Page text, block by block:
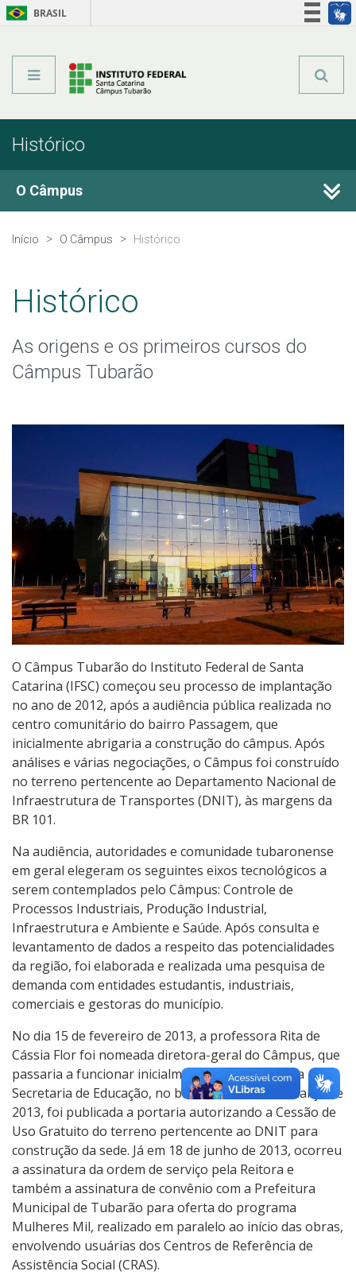
BRASIL
Histórico
O Câmpus
Histórico
Estrutura Organizacional
Colegiados
Trabalhe no IFSC
Licitações
Acesso à Informação
Ouvidoria
Início O Câmpus Histórico
Histórico
As origens e os primeiros cursos do
Câmpus Tubarão
O Câmpus Tubarão do Instituto Federal de Santa
Catarina (IFSC) começou seu processo de implantação
no ano de 2012, após a audiência pública realizada no
centro comunitário do bairro Passagem, que
inicialmente abrigaria a construção do câmpus. Após
análises e várias negociações, o Câmpus foi construído
no terreno pertencente ao Departamento Nacional de
Infraestrutura de Transportes (DNIT), às margens da
BR 101.
Na audiência, autoridades e comunidade tubaronense
em geral elegeram os seguintes eixos tecnológicos a
serem contemplados pelo Câmpus: Controle de
Processos Industriais, Produção Industrial,
Infraestrutura e Ambiente e Saúde. Após consulta e
levantamento de dados a respeito das potencialidades
da região, foi elaborada e realizada uma pesquisa de
demanda com entidades estudantis, industriais,
comerciais e gestoras do município.
No dia 15 de fevereiro de 2013, a professora Rita de
Cássia Flor foi nomeada diretora-geral do Câmpus, que
passaria a funcionar inicialmente em uma sala da
Secretaria de Educação, no bairro Oficinas. Em março de
2013, foi publicada a portaria autorizando a Cessão de
Uso Gratuito do terreno pertencente ao DNIT para
construção da sede. Já em 18 de junho de 2013, ocorreu
a assinatura da ordem de serviço pela Reitora e
também a assinatura de convênio com a Prefeitura
Municipal de Tubarão para oferta do programa
Mulheres Mil, realizado em paralelo ao início das obras,
envolvendo usuárias dos Centros de Referência de
Assistência Social (CRAS).